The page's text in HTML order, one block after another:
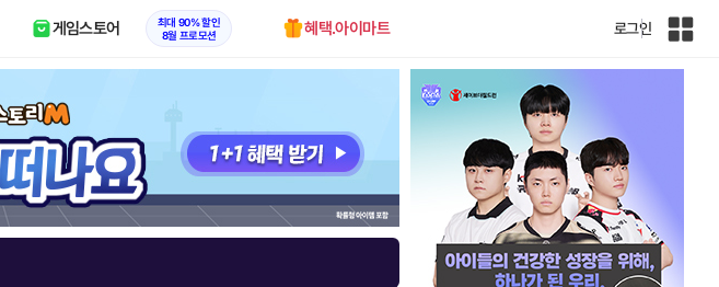
게임스토어
최대 90% 할인
8월 프로모션
혜택.아이마트 로그인
인